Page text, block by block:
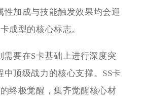
性加成与技能触发效果均会迎
成型的核心标志。
需要在S卡基础上进行深度突
中顶级战力的核心支撑。SS卡
终极觉醒，集齐觉醒核心材